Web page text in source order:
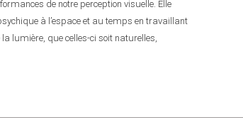
de notre perception visuelle. Elle
à l’espace et au temps en travaillant
lumière, que celles-ci soit naturelles,